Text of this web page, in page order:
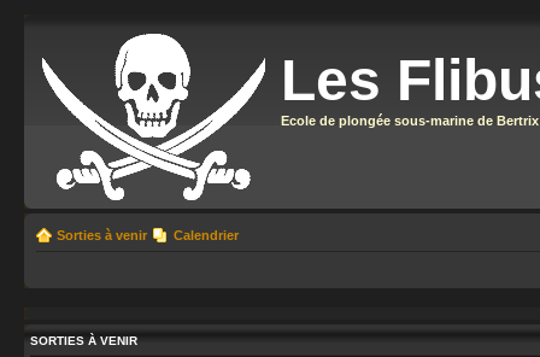
Les
Ecole de plongée sous-marine de Bertrix
Sorties à venir Calendrier
SORTIES À VENIR